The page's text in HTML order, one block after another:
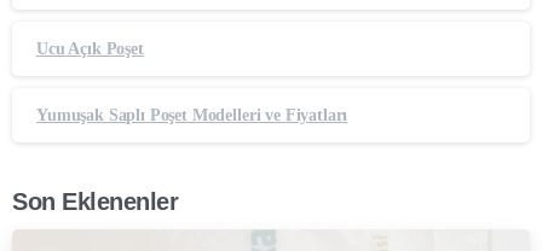
Ucu Açık Poşet
Yumuşak Saplı Poşet Modelleri ve Fiyatları
Son Eklenenler